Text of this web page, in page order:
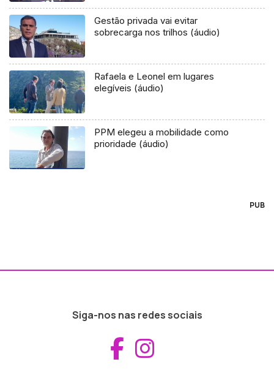
Gestão privada vai evitar
sobrecarga nos trilhos (áudio)
Rafaela e Leonel em lugares
elegíveis (áudio)
PPM elegeu a mobilidade como
prioridade (áudio)
PUB
Siga-nos nas redes sociais
Aceder ao